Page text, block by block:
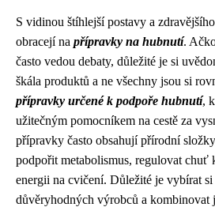
S vidinou štíhlejší postavy a
obracejí na přípravky na hubnutí.
často vedou debaty, důležité je si
škála produktů a ne všechny jsou si
přípravky určené k podpoře hubnutí,
užitečným pomocníkem na cestě za
přípravky často obsahují přírodní
podpořit metabolismus, regulovat chuť
energii na cvičení. Důležité je vybírat
důvěryhodných výrobců a kombinovat